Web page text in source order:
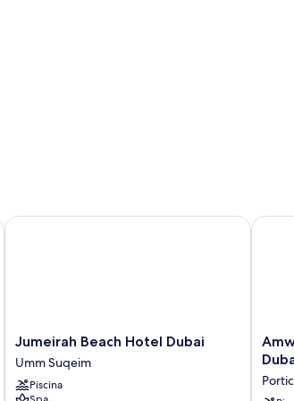
Jumeirah
Beach
Hotel
Dubai
Jumeirah Beach Hotel Dubai
Umm Suqeim
Piscina
Jumeirah Beach Hotel Dubai